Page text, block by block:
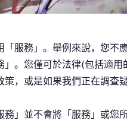
「服務」。舉例來說，您不
」。您僅可於法律(包括適
策，或是如果我們正在調查
務」並不會將「服務」或您